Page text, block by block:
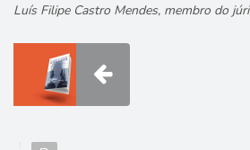
Luís Filipe Castro Mendes, membro do júri